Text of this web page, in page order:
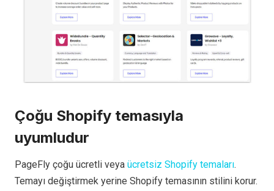
Çoğu Shopify temasıyla
uyumludur
PageFly çoğu ücretli veya ücretsiz Shopify temaları.
Temayı değiştirmek yerine Shopify temasının stilini korur.